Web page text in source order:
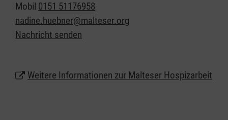
Ehrenamtliche Mitarbeiterinnen und Mitarbeiter
unserer ambulanten Hospizdienste sorgen für
Entlastung für die Familie und das soziale Umfeld.
Ausflüge, übernehmen Erledigungen, teilen Sorgen
Mobil 0151 51176958
nadine.huebner@malteser.org
Nachricht senden
Weitere Informationen zur Malteser Hospizarbeit